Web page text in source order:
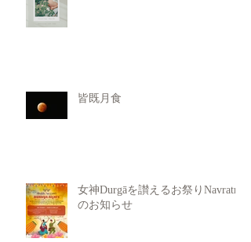
皆既月食
女神Durgāを讃えるお祭りNavratri
のお知らせ